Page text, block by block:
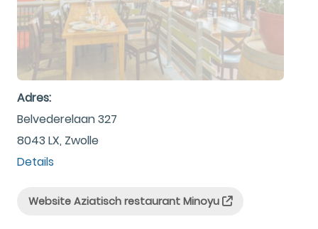
Adres:
Belvederelaan 327
8043 LX, Zwolle
Details
Website Aziatisch restaurant Minoyu